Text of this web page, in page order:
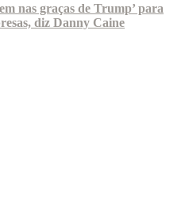
nas graças de Trump’ para
diz Danny Caine